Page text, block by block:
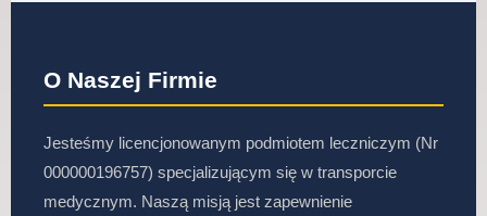
O Naszej Firmie
Jesteśmy licencjonowanym podmiotem leczniczym (Nr
000000196757) specjalizującym się w transporcie
medycznym. Naszą misją jest zapewnienie